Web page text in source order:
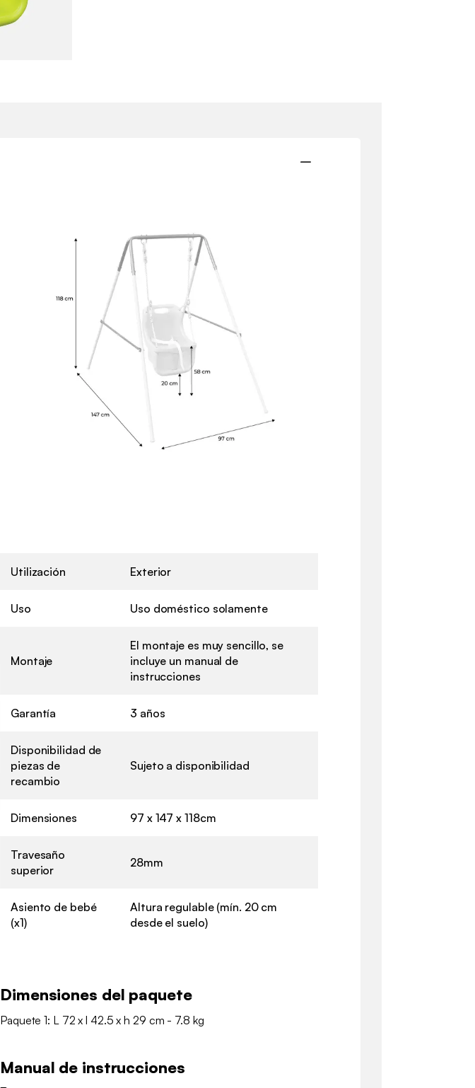
Utilización Exterior
Uso Uso doméstico solamente
Montaje
El montaje es muy sencillo, se
incluye un manual de
instrucciones
Garantía 3 años
Disponibilidad de
piezas de
recambio
Sujeto a disponibilidad
Dimensiones 97 x 147 x 118cm
Travesaño
superior
28mm
Asiento de bebé
(x1)
Altura regulable (mín. 20 cm
desde el suelo)
Dimensiones del paquete
Paquete 1: L 72 x l 42.5 x h 29 cm - 7.8 kg
Manual de instrucciones